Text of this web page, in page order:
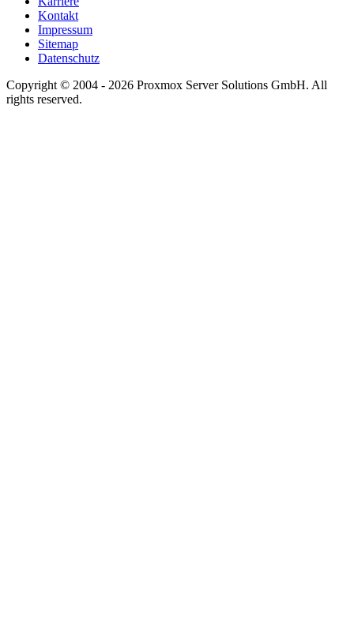
Kontakt
Impressum
Sitemap
Datenschutz
Copyright © 2004 - 2026 Proxmox Server Solutions GmbH. All
rights reserved.